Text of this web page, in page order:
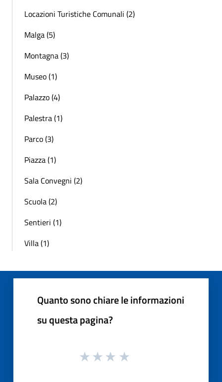
Locazioni Turistiche Comunali (2)
Malga (5)
Montagna (3)
Museo (1)
Palazzo (4)
Palestra (1)
Parco (3)
Piazza (1)
Sala Convegni (2)
Scuola (2)
Sentieri (1)
Villa (1)
Quanto sono chiare le informazioni
su questa pagina?